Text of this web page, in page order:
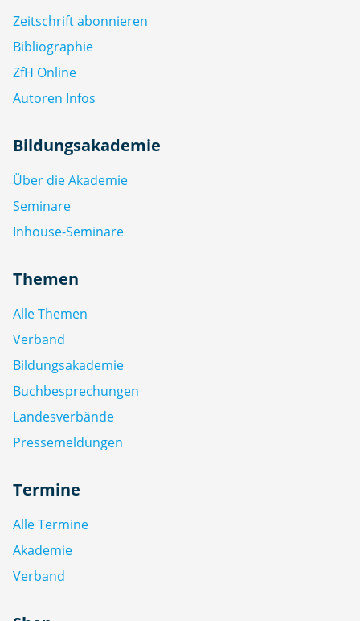
Zeitschrift abonnieren
Bibliographie
ZfH Online
Autoren Infos
Bildungsakademie
Über die Akademie
Seminare
Inhouse-Seminare
Themen
Alle Themen
Verband
Bildungsakademie
Buchbesprechungen
Landesverbände
Pressemeldungen
Termine
Alle Termine
Akademie
Verband